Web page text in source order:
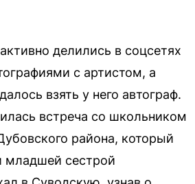
делились в соцсетях
с артистом, а
взять у него автограф.
встреча со школьником
района, который
младшей сестрой